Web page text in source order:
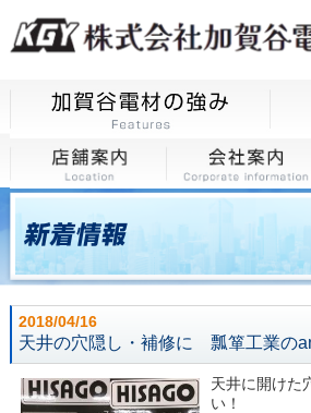
2018/04/16
天井の穴隠し・補修に 瓢箪工業の
天井に開けた
い！